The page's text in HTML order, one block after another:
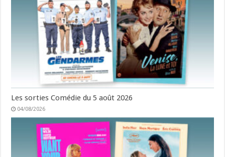
Les sorties Comédie du 5 août 2026
04/08/2026